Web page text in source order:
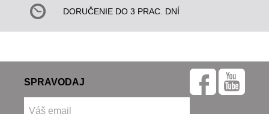
DORUČENIE DO 3 PRAC. DNÍ
SPRAVODAJ